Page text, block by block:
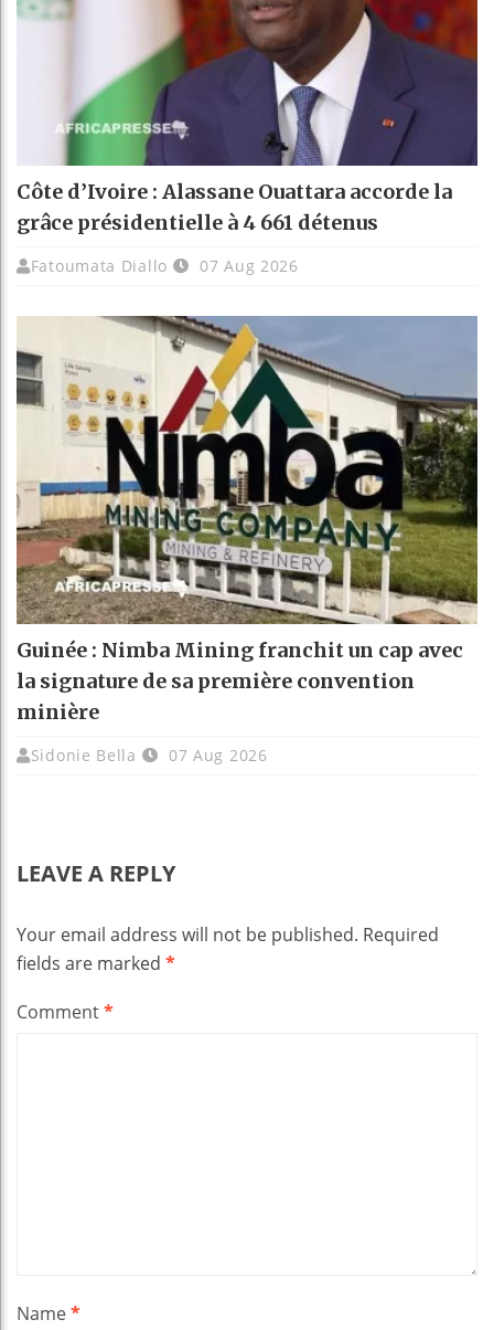
Côte d’Ivoire : Alassane Ouattara accorde la
grâce présidentielle à 4 661 détenus
Fatoumata Diallo 07 Aug 2026
Guinée : Nimba Mining franchit un cap avec
la signature de sa première convention
minière
Sidonie Bella 07 Aug 2026
LEAVE A REPLY
Your email address will not be published. Required
fields are marked *
Comment*
Name*